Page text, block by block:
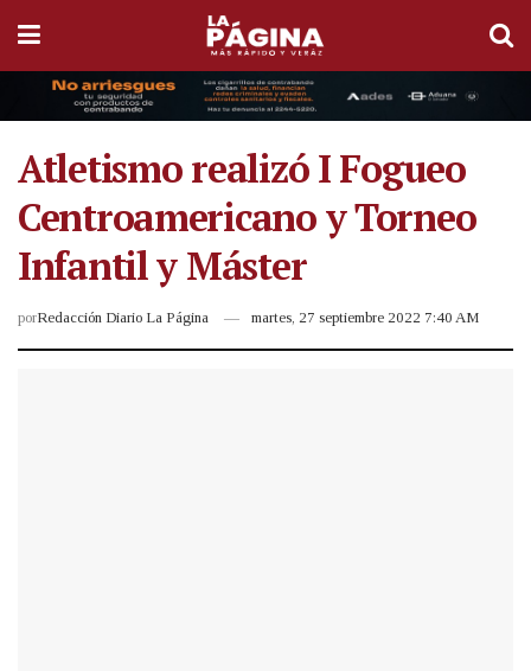
Atletismo realizó I Fogueo
Centroamericano y Torneo
Infantil y Máster
porRedacción Diario La Página martes, 27 septiembre 2022 7:40 AM